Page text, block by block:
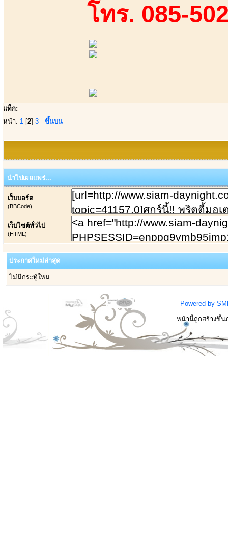
โทร. 085-
แท็ก:
หน้า: 1 [2] 3 ขึ้นบน
นำไปเผยแพร่...
เว็บบอร์ด
(BBCode)
เว็บไซต์ทั่วไป
(HTML)
ประกาศใหม่ล่าสุด
ไม่มีกระทู้ใหม่
Powered by
หน้านี้ถูกสร้างขึ้น